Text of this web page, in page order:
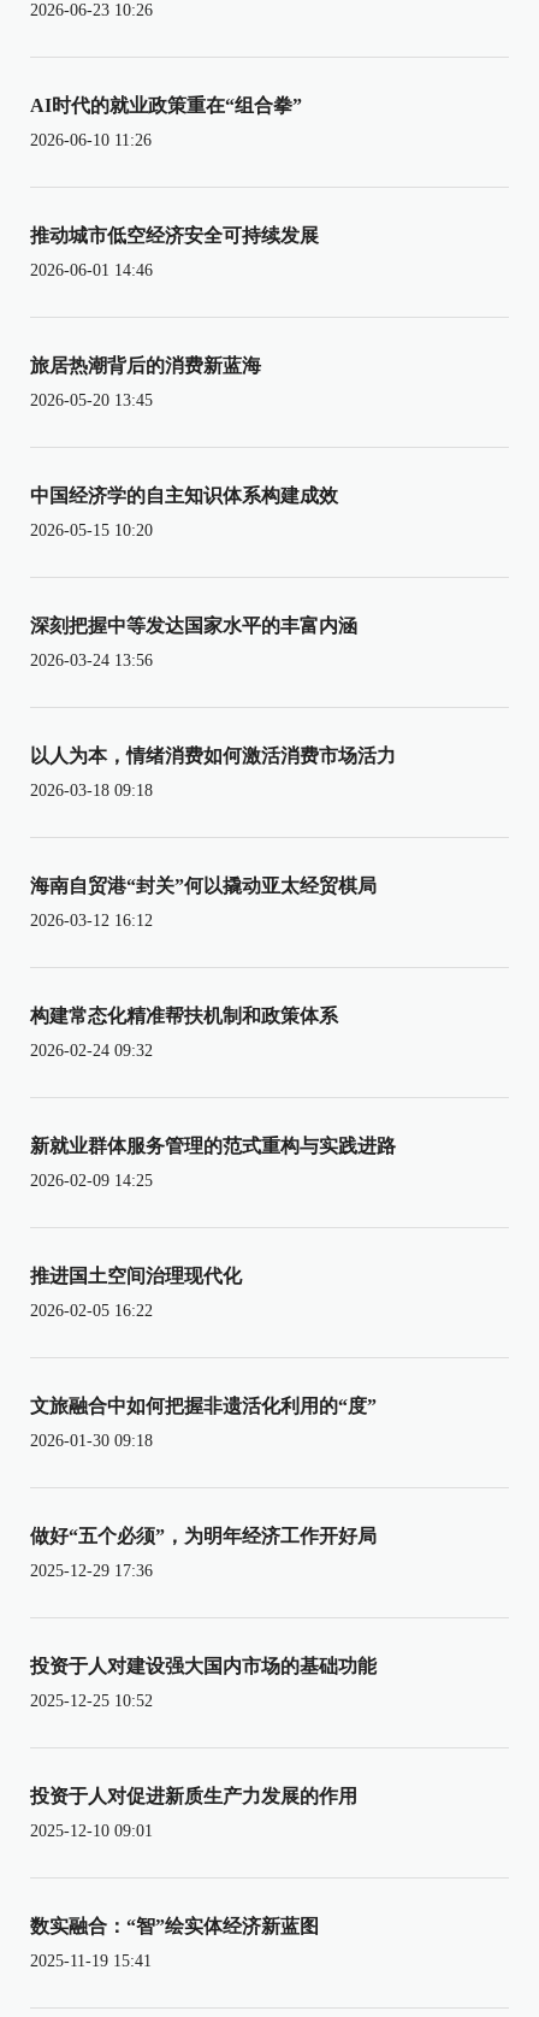
2026-06-23 10:26
AI时代的就业政策重在“组合拳”
2026-06-10 11:26
推动城市低空经济安全可持续发展
2026-06-01 14:46
旅居热潮背后的消费新蓝海
2026-05-20 13:45
中国经济学的自主知识体系构建成效
2026-05-15 10:20
深刻把握中等发达国家水平的丰富内涵
2026-03-24 13:56
以人为本，情绪消费如何激活消费市场活力
2026-03-18 09:18
海南自贸港“封关”何以撬动亚太经贸棋局
2026-03-12 16:12
构建常态化精准帮扶机制和政策体系
2026-02-24 09:32
新就业群体服务管理的范式重构与实践进路
2026-02-09 14:25
推进国土空间治理现代化
2026-02-05 16:22
文旅融合中如何把握非遗活化利用的“度”
2026-01-30 09:18
做好“五个必须”，为明年经济工作开好局
2025-12-29 17:36
投资于人对建设强大国内市场的基础功能
2025-12-25 10:52
投资于人对促进新质生产力发展的作用
2025-12-10 09:01
数实融合：“智”绘实体经济新蓝图
2025-11-19 15:41